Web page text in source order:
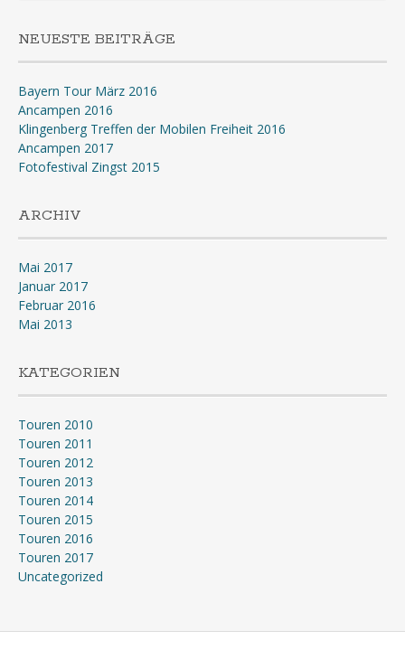
NEUESTE BEITRÄGE
Bayern Tour März 2016
Ancampen 2016
Klingenberg Treffen der Mobilen Freiheit 2016
Ancampen 2017
Fotofestival Zingst 2015
ARCHIV
Mai 2017
Januar 2017
Februar 2016
Mai 2013
KATEGORIEN
Touren 2010
Touren 2011
Touren 2012
Touren 2013
Touren 2014
Touren 2015
Touren 2016
Touren 2017
Uncategorized